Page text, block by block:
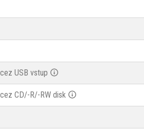
USB vstup
CD/-R/-RW disk